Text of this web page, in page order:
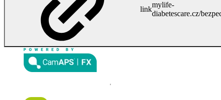
link
mylife-
diabetescare.cz/